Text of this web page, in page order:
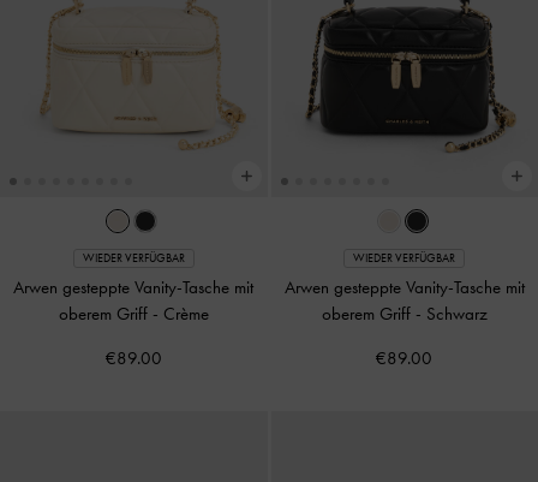
WIEDER VERFÜGBAR
Arwen gesteppte Vanity-Tasche mit
oberem Griff - Crème
€89.00
WIEDER VERFÜGBAR
Arwen gesteppte Vanity-Tasche mit
oberem Griff - Schwarz
€89.00